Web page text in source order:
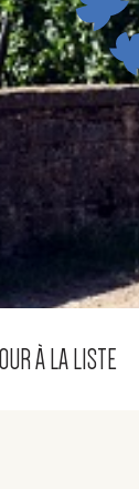
À LA LISTE